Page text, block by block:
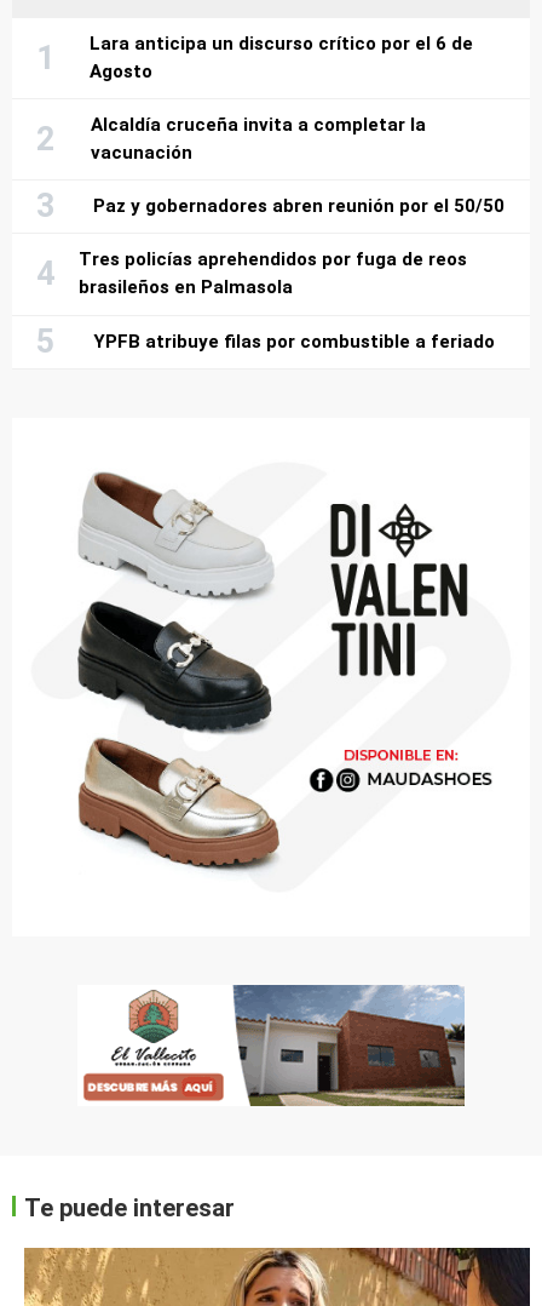
Lara anticipa un discurso crítico por el 6 de
Agosto
Alcaldía cruceña invita a completar la
vacunación
Paz y gobernadores abren reunión por el 50/50
Tres policías aprehendidos por fuga de reos
brasileños en Palmasola
YPFB atribuye filas por combustible a feriado
Te puede interesar